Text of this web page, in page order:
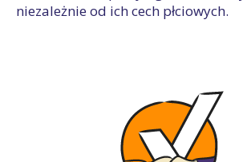
niezależnie od ich cech płciowych.